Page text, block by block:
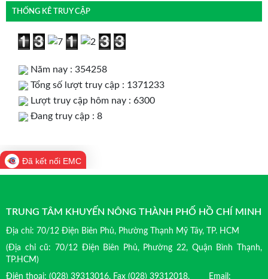
THỐNG KÊ TRUY CẬP
Năm nay : 354258
Tổng số lượt truy cập : 1371233
Lượt truy cập hôm nay : 6300
Đang truy cập : 8
Đã kết nối EMC
TRUNG TÂM KHUYẾN NÔNG THÀNH PHỐ HỒ CHÍ MINH
Địa chỉ: 70/12 Điện Biên Phủ, Phường Thạnh Mỹ Tây, TP. HCM
(Địa chỉ cũ: 70/12 Điện Biên Phủ, Phường 22, Quận Bình Thạnh,
TP.HCM)
Điện thoại: (028) 39313016, Fax (028) 39312018. Email: